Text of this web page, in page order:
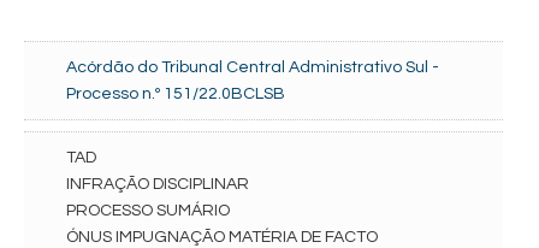
Acórdão do Tribunal Central Administrativo Sul -
Processo n.º 151/22.0BCLSB
TAD
INFRAÇÃO DISCIPLINAR
PROCESSO SUMÁRIO
ÓNUS IMPUGNAÇÃO MATÉRIA DE FACTO